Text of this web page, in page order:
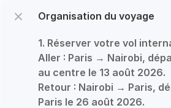
Organisation du voyage
1. Réserver votre vol
Aller : Paris → Nairobi,
au centre le 13 août 2026.
Retour : Nairobi → Paris,
Paris le 26 août 2026.